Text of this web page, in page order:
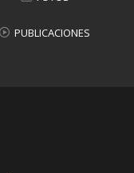
PUBLICACIONES